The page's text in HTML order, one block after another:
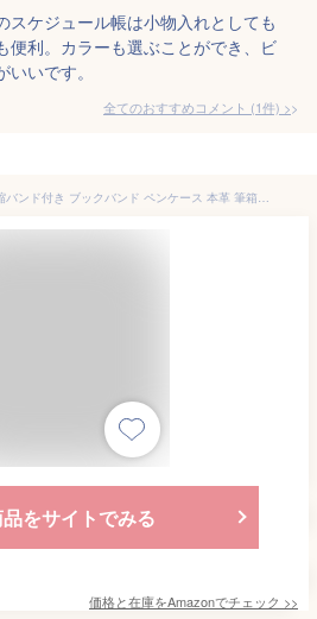
スケジュール帳は小物入れとしても
便利。カラーも選ぶことができ、ビ
いです。
全てのおすすめコメント (1件) >
ペンホルダー 手帳用 伸縮バンド付き ブックバンド ペンケース 本革 筆箱 ペン入れ A4/A5/B5/B6 タブレット/手帳/日記帳 対応可
をサイトでみる
価格と在庫をAmazonでチェック >>